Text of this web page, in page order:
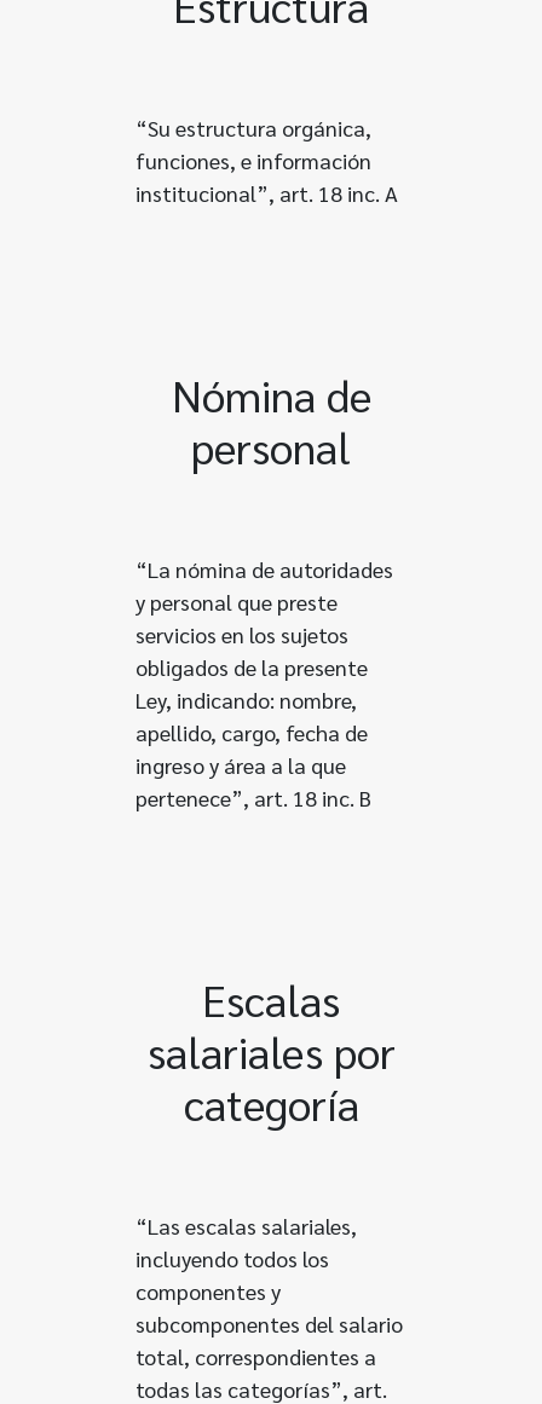
“Su estructura orgánica,
funciones, e información
institucional”, art. 18 inc. A
Nómina de
personal
“La nómina de autoridades
y personal que preste
servicios en los sujetos
obligados de la presente
Ley, indicando: nombre,
apellido, cargo, fecha de
ingreso y área a la que
pertenece”, art. 18 inc. B
Escalas
salariales por
categoría
“Las escalas salariales,
incluyendo todos los
componentes y
subcomponentes del salario
total, correspondientes a
todas las categorías”, art.